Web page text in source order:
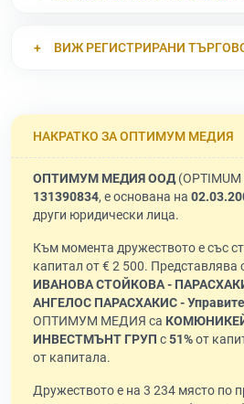
ВИЖ РЕГИСТРИРАНИ
НАКРАТКО ЗА ОПТИМУМ МЕДИЯ
ОПТИМУМ МЕДИЯ ООД(OPTIMUM
131390834, е основана на
други юридически лица.
Към момента дружеството е със
капитал от € 2 500. Представлява
ИВАНОВА СТОЙКОВА -
АНГЕЛОС ПАРАСХАКИС -
ОПТИМУМ МЕДИЯ са
ИНВЕСТМЪНТ ГРУП с51%от
от капитала.
Дружеството е на 3 234 място по